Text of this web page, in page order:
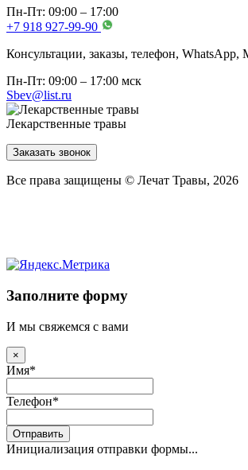
Пн-Пт: 09:00 – 17:00
+7 918 927-99-90
Консультации, заказы, телефон, WhatsApp,
Пн-Пт: 09:00 – 17:00 мск
Sbev@list.ru
Лекарственные травы
Заказать звонок
Все права защищены © Лечат Травы, 2026
Заполните форму
И мы свяжемся с вами
×
Имя*
Телефон*
Отправить
Инициализация отправки формы...